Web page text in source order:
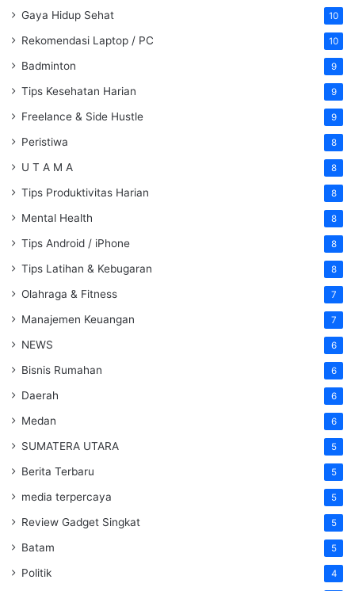
Gaya Hidup Sehat 10
Rekomendasi Laptop / PC 10
Badminton 9
Tips Kesehatan Harian 9
Freelance & Side Hustle 9
Peristiwa 8
U T A M A 8
Tips Produktivitas Harian 8
Mental Health 8
Tips Android / iPhone 8
Tips Latihan & Kebugaran 8
Olahraga & Fitness 7
Manajemen Keuangan 7
NEWS 6
Bisnis Rumahan 6
Daerah 6
Medan 6
SUMATERA UTARA 5
Berita Terbaru 5
media terpercaya 5
Review Gadget Singkat 5
Batam 5
Politik 4